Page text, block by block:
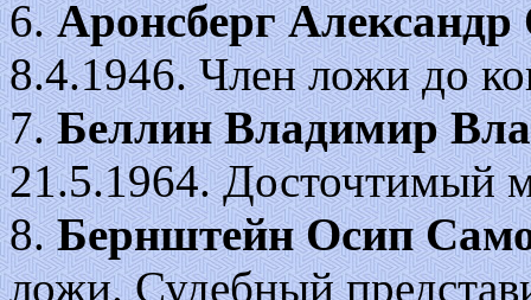
6.Аронсберг
8.4.1946. Член ложи до
7.Беллин Владимир
21.5.1964. Досточтимый
8.Бернштейн Осип
ложи. Судебный